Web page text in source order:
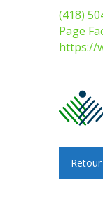
(418)
Page
https://